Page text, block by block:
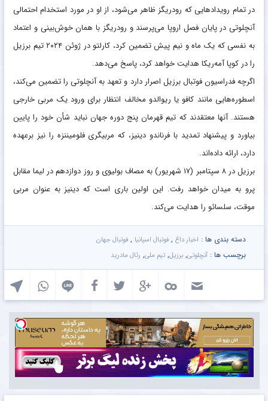
در تمام رویدادهایی که رودریگز ظاهر می‌شود، از او در مورد استخدام احتمالی
آنچلوتی در پایان فصل اروپا می‌پرسند و رودریگز با همان خوش‌بینی و اعتماد
به نفسی که یک ماه و نیم پیش تضمین کرد، کارلتو در ژوئن ۲۰۲۴ تیم برزیل
را در کوپا آمه‌ریکا هدایت خواهد کرد، پاسخ می‌دهد.
اگرچه فدراسیون فوتبال برزیل اصرار دارد و تعهد به آنچلوتی را تضمین می‌کند،
اسطوره‌هایی مانند کافو یا ریوالدو مخالف انتظار برای ورود یک مربی خارجی
هستند. آنها معتقدند که تیم قهرمان پنج دوره جهان نباید شأن خود را پایین
بیاورد و پیشنهاد تمدید با فرناندو دینیز، که مربیگری فلومیننزه را نیز برعهده
دارد، ارائه داده‌اند.
برزیل در ۸ سپتامبر (۱۷ شهریور) به مصاف بولیوی و روز دوازدهم در لیما مقابل
پرو به میدان خواهد رفت. این اولین باری است که دینیز به عنوان مربی
موقت، سلسائو را هدایت می‌کند.
دسته بندی ها : اخبار داغ , فوتبال اسپانیا , فوتبال جهان
برچسب ها : آنچلوتی, برزیل, تیم ملی, رئال مادرید